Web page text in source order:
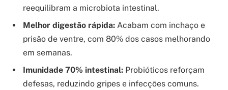
reequilibram a microbiota intestinal.
Melhor digestão rápida: Acabam com inchaço e
prisão de ventre, com 80% dos casos melhorando
em semanas.
Imunidade 70% intestinal: Probióticos reforçam
defesas, reduzindo gripes e infecções comuns.